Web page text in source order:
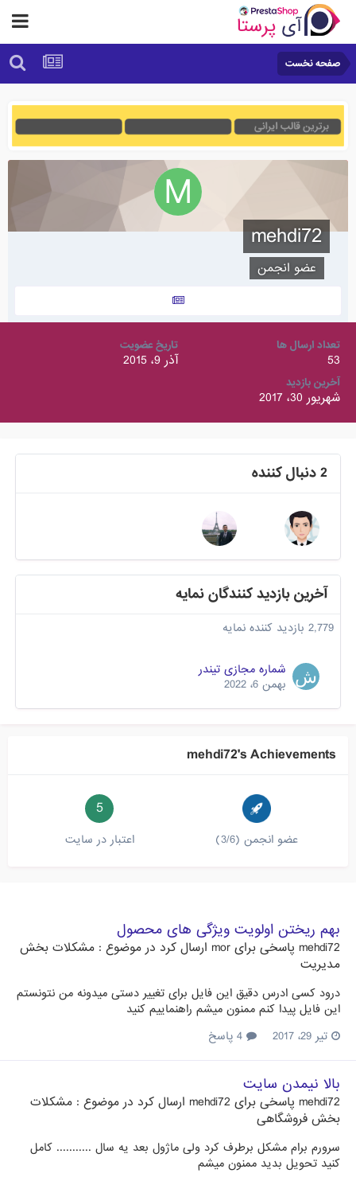
صفحه نخست
mehdi72
عضو انجمن
تعداد ارسال ها
53
تاریخ عضویت
آذر 9، 2015
آخرین بازدید
شهریور 30، 2017
2 دنبال کننده
آخرین بازدید کنندگان نمایه
2,779 بازدید کننده نمایه
شماره مجازی تیندر
بهمن 6، 2022
mehdi72's Achievements
عضو انجمن (3/6)
5
اعتبار در سایت
بهم ریختن اولویت ویژگی های محصول
mehdi72 پاسخی برای mor ارسال کرد در موضوع : مشکلات بخش
مدیریت
درود کسی ادرس دقیق این فایل برای تغییر دستی میدونه من نتونستم
این فایل پیدا کنم ممنون میشم راهنماییم کنید
تیر 29، 2017
بالا نیمدن سایت
mehdi72 پاسخی برای mehdi72 ارسال کرد در موضوع : مشکلات
بخش فروشگاهی
سرورم برام مشکل برطرف کرد ولی ماژول بعد یه سال ........... کامل
کنید تحویل بدید ممنون میشم